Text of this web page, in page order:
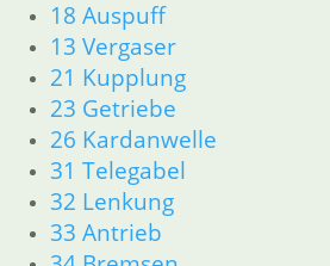
18 Auspuff
13 Vergaser
21 Kupplung
23 Getriebe
26 Kardanwelle
31 Telegabel
32 Lenkung
33 Antrieb